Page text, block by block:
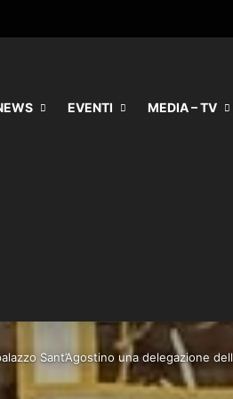
EVENTI MEDIA – TV
Sant’Agostino una delegazione